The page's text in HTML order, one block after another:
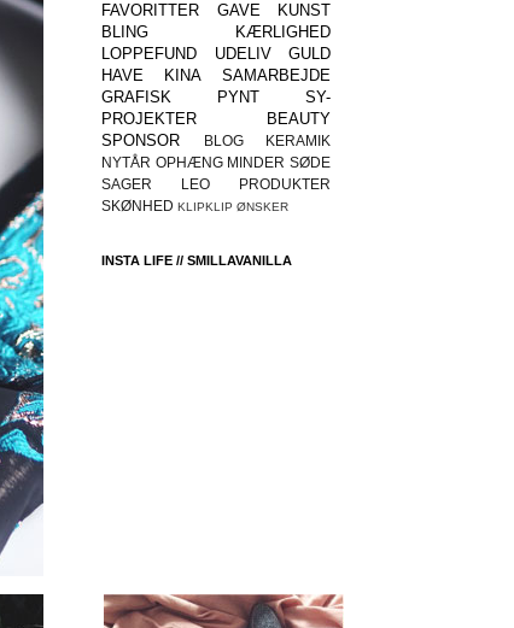
FAVORITTER
GAVE
KUNST
BLING
KÆRLIGHED
LOPPEFUND
UDELIV
GULD
HAVE
KINA
SAMARBEJDE
GRAFISK
PYNT
SY-
PROJEKTER
BEAUTY
SPONSOR
BLOG
KERAMIK
NYTÅR OPHÆNG MINDER SØDE
SAGER
LEO
PRODUKTER
SKØNHED KLIPKLIP ØNSKER
INSTA LIFE // SMILLAVANILLA